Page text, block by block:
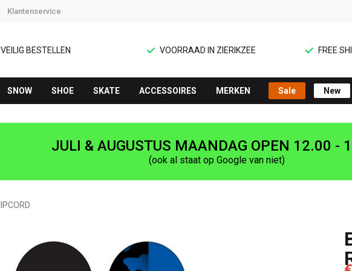
Klantenservice
VEILIG BESTELLEN VOORRAAD IN ZIERIKZEE FREE
SNOW SHOE SKATE ACCESSOIRES MERKEN Sale New
JULI & AUGUSTUS MAANDAG OPEN 12.00 -
(ook al staat op Google van niet)